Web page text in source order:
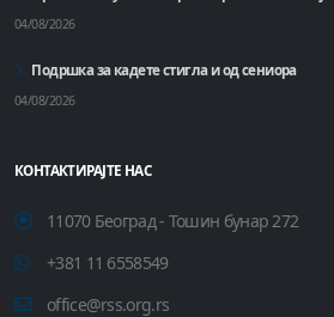
04/08/2026
Подршка за кадете стигла и од сениора
04/08/2026
КОНТАКТИРАЈТЕ НАС
11070 Београд - Тошин бунар 272
+381 11 6558549
office@rss.org.rs